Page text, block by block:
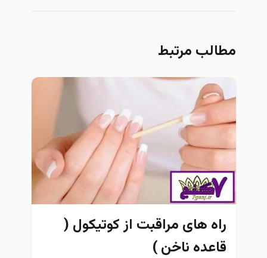
مرتبط
های مراقبت از کوتیکول (
ناخن )